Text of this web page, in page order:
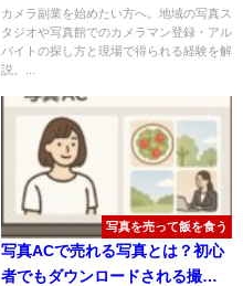
実益に変える第一歩とは？
カメラ副業を始めたい方へ。地域の写真ス
タジオや写真館でのカメラマン登録・アル
バイトの探し方と現場で得られる経験を解
説。...
写真を売って飯を食う
写真ACで売れる写真とは？初心
者でもダウンロードされる撮影